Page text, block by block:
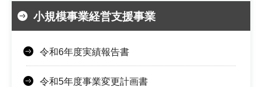
小規模事業経営支援事業
令和6年度実績報告書
令和5年度事業変更計画書